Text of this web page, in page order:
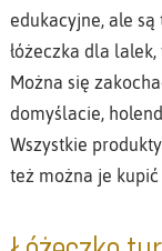
edukacyjne, ale
łóżeczka dla
Można się
domyślacie,
Wszystkie
też można je kupić